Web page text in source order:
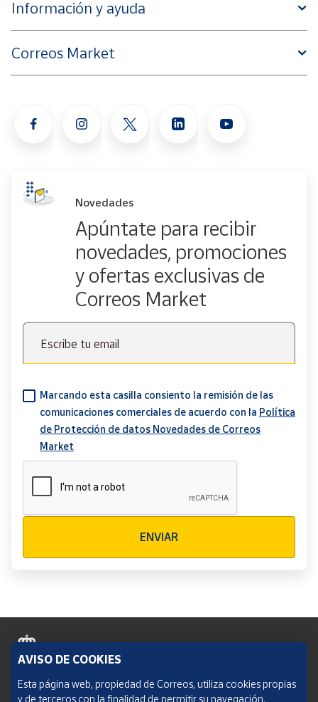
Información y ayuda
Correos Market
Novedades
Apúntate para recibir
novedades, promociones
y ofertas exclusivas de
Correos Market
Escribe tu email
Marcando esta casilla consiento la remisión de las
comunicaciones comerciales de acuerdo con la Política
de Protección de datos Novedades de Correos
Market
ENVIAR
Política de cookies
AVISO DE COOKIES
Esta página web, propiedad de Correos, utiliza cookies propias
y de terceros con la finalidad de permitir su navegación,